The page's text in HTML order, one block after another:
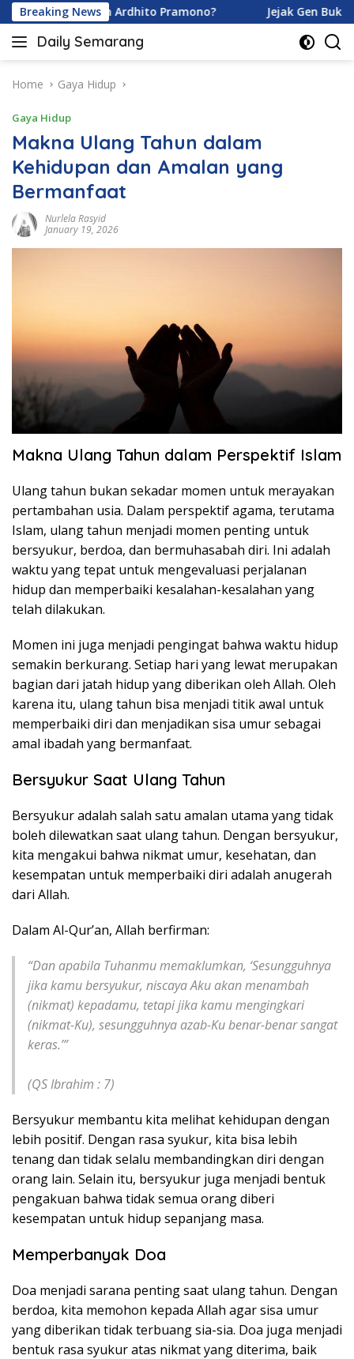
Skip
to
content
Breaking News
dan Ardhito Pramono? Jejak Gen Buka
Daily Semarang
"Semarang
Ini:
Terkini
untuk
Anda"
Home Gaya Hidup
Gaya Hidup
Makna Ulang Tahun dalam
Kehidupan dan Amalan yang
Bermanfaat
Nurlela Rasyid
January 19, 2026
Makna Ulang Tahun dalam Perspektif Islam
Ulang tahun bukan sekadar momen untuk merayakan
pertambahan usia. Dalam perspektif agama, terutama
Islam, ulang tahun menjadi momen penting untuk
bersyukur, berdoa, dan bermuhasabah diri. Ini adalah
waktu yang tepat untuk mengevaluasi perjalanan
hidup dan memperbaiki kesalahan-kesalahan yang
telah dilakukan.
Momen ini juga menjadi pengingat bahwa waktu hidup
semakin berkurang. Setiap hari yang lewat merupakan
bagian dari jatah hidup yang diberikan oleh Allah. Oleh
karena itu, ulang tahun bisa menjadi titik awal untuk
memperbaiki diri dan menjadikan sisa umur sebagai
amal ibadah yang bermanfaat.
Bersyukur Saat Ulang Tahun
Bersyukur adalah salah satu amalan utama yang tidak
boleh dilewatkan saat ulang tahun. Dengan bersyukur,
kita mengakui bahwa nikmat umur, kesehatan, dan
kesempatan untuk memperbaiki diri adalah anugerah
dari Allah.
Dalam Al-Qur’an, Allah berfirman:
“Dan apabila Tuhanmu memaklumkan, ‘Sesungguhnya
jika kamu bersyukur, niscaya Aku akan menambah
(nikmat) kepadamu, tetapi jika kamu mengingkari
(nikmat-Ku), sesungguhnya azab-Ku benar-benar sangat
keras.’”
(QS Ibrahim : 7)
Bersyukur membantu kita melihat kehidupan dengan
lebih positif. Dengan rasa syukur, kita bisa lebih
tenang dan tidak selalu membandingkan diri dengan
orang lain. Selain itu, bersyukur juga menjadi bentuk
pengakuan bahwa tidak semua orang diberi
kesempatan untuk hidup sepanjang masa.
Memperbanyak Doa
Doa menjadi sarana penting saat ulang tahun. Dengan
berdoa, kita memohon kepada Allah agar sisa umur
yang diberikan tidak terbuang sia-sia. Doa juga menjadi
bentuk rasa syukur atas nikmat yang diterima, baik